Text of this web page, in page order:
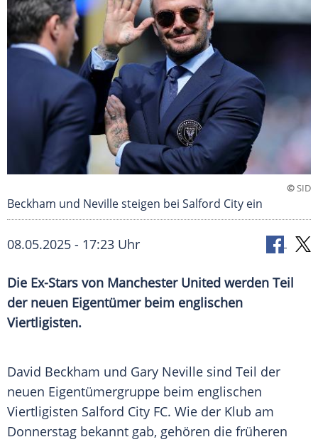
©SID
Beckham und Neville steigen bei Salford City ein
08.05.2025 - 17:23 Uhr
Die Ex-Stars von Manchester United werden Teil
der neuen Eigentümer beim englischen
Viertligisten.
David Beckham und Gary Neville sind Teil der
neuen Eigentümergruppe beim englischen
Viertligisten Salford City FC. Wie der Klub am
Donnerstag bekannt gab, gehören die früheren